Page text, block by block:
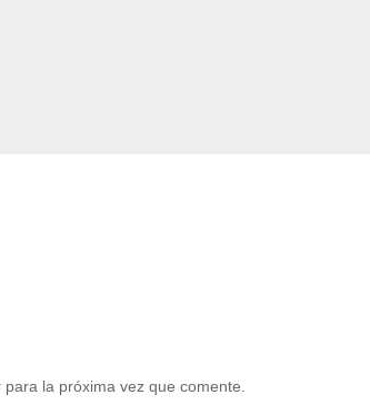
la próxima vez que comente.